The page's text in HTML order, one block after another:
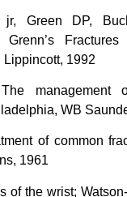
jr, Green DP,
Grenn’s
1992
management
WB
of common
1961
of the wrist;